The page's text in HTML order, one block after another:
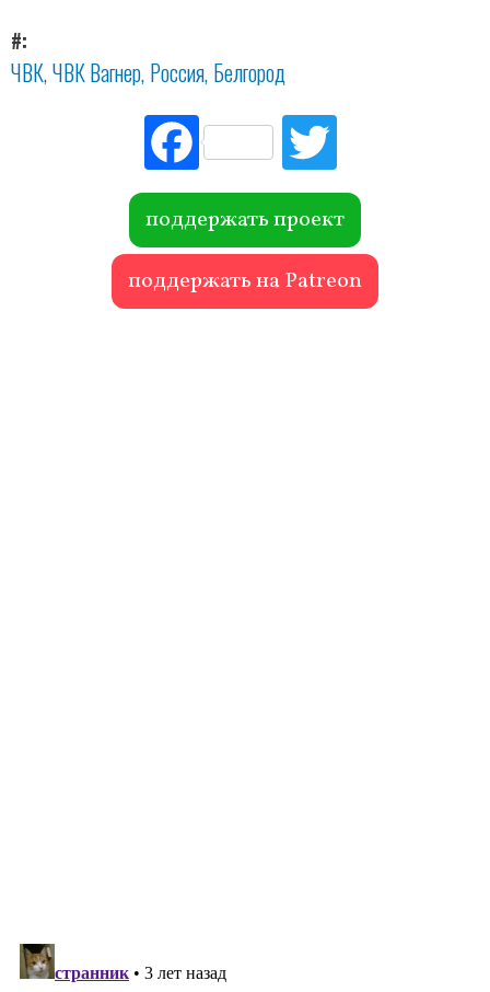
#
ЧВК ЧВК Вагнер Россия Белгород
Fac
ebo
ok r
поддержать проект
поддержать на Patreon